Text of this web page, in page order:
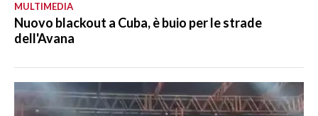
MULTIMEDIA
Nuovo blackout a Cuba, è buio per le strade
dell'Avana